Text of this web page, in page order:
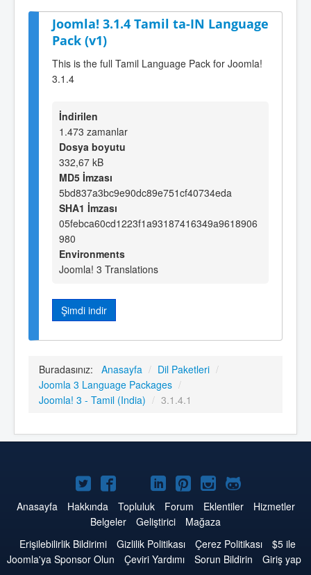
Joomla! 3.1.4 Tamil ta-IN Language
Pack (v1)
This is the full Tamil Language Pack for Joomla!
3.1.4
İndirilen
1.473 zamanlar
Dosya boyutu
332,67 kB
MD5 İmzası
5bd837a3bc9e90dc89e751cf40734eda
SHA1 İmzası
05febca60cd1223f1a93187416349a9618906
980
Environments
Joomla! 3 Translations
Şimdi indir
Buradasınız: Anasayfa / Dil Paketleri /
Joomla 3 Language Packages /
Joomla! 3 - Tamil (India) / 3.1.4.1
Twitter'da
Joomla
Facebook'da
Joomla
YouTube'da
Joomla
LinkedIn'de
Joomla
Pinterest'de
Joomla
Instagram'da
Joomla
GitHub'da
Joomla
Anasayfa Hakkında Topluluk Forum Eklentiler
Hizmetler
Belgeler
Geliştirici
Mağaza
Erişilebilirlik Bildirimi
Gizlilik Politikası Çerez Politikası
$5 ile
Joomla'ya Sponsor Olun
Çeviri Yardımı Sorun Bildirin
Giriş yap